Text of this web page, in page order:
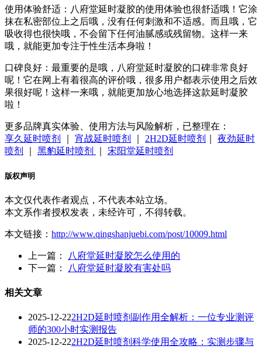
使用体验舒适：八府堂延时凝胶的使用体验也很舒适哦！它涂
抹在私密部位上之后哦，没有任何刺激和不适感。而且哦，它
吸收得也很快哦，不会留下任何油腻感或残留物。这样一来
哦，就能更加专注于性生活本身啦！
口碑良好：最重要的是哦，八府堂延时凝胶的口碑非常良好
呢！它在网上有着很高的评价哦，很多用户都表示使用之后效
果很好呢！这样一来哦，就能更加放心地选择这款延时凝胶
啦！
更多品牌真实体验、使用方法与风险解析，已整理在：
享久延时喷剂
宵战延时喷剂 2H2D延时喷剂
夜劲延时
喷剂
黑豹延时喷剂 宋阳堂延时喷剂
版权声明
本文仅代表作者观点，不代表本站立场。
本文系作者授权发表，未经许可，不得转载。
本文链接： http://www.qingshanjuebi.com/post/10009.html
上一篇：
八府堂延时凝胶怎么使用的
下一篇：
八府堂延时凝胶有害处吗
相关文章
2025-12-222H2D延时喷剂副作用全解析：一位专业测评
师的300小时实测报告
2025-12-222H2D延时喷剂科学使用全攻略：实测步骤与